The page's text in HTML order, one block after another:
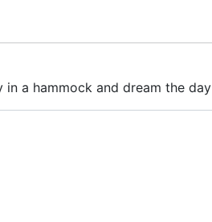
a hammock and dream the